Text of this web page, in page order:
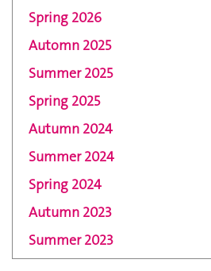
Spring 2026
Automn 2025
Summer 2025
Spring 2025
Autumn 2024
Summer 2024
Spring 2024
Autumn 2023
Summer 2023